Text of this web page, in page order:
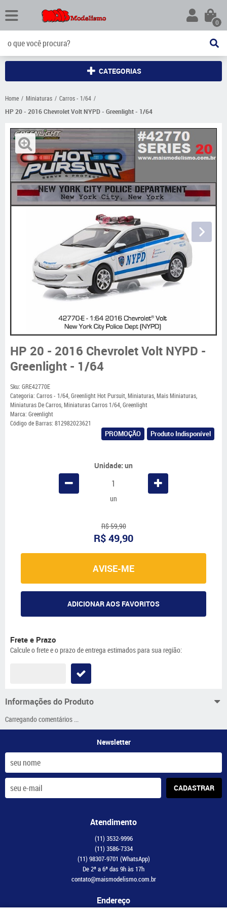
0
CATEGORIAS
Home Miniaturas
Carros - 1/64
HP 20 - 2016 Chevrolet Volt NYPD - Greenlight - 1/64
HP 20 - 2016 Chevrolet Volt NYPD -
Greenlight - 1/64
Sku: GRE42770E
Categoria: Carros - 1/64,Greenlight Hot Pursuit,Miniaturas,Mais Miniaturas,
Miniaturas De Carros,Miniaturas Carros 1/64,Greenlight
Marca: Greenlight
Código de Barras: 812982023621
PROMOÇÃO Produto Indisponível
Unidade: un
un
R$ 59,90
R$ 49,90
AVISE-ME
ADICIONAR AOS FAVORITOS
Frete e Prazo
Calcule o frete e o prazo de entrega estimados para sua região:
Informações do Produto
Carregando comentários ...
Newsletter
CADASTRAR
Atendimento
(11) 3532-9996
(11) 3586-7334
(11) 98307-9701 (WhatsApp)
De 2ª a 6ª das 9h às 17h
contato@maismodelismo.com.br
Endereço